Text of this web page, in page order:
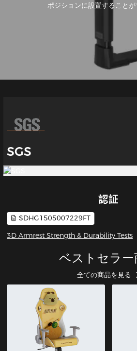
ポジションに設置することが
SGS
認証
SDHG1505007229FT
3D Armrest Strength & Durability Tests
ベストセラー
全ての商品を見る